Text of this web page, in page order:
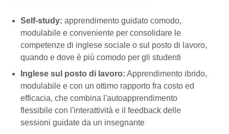
Self-study: apprendimento guidato comodo,
modulabile e conveniente per consolidare le
competenze di inglese sociale o sul posto di lavoro,
quando e dove è più comodo per gli studenti
Inglese sul posto di lavoro: Apprendimento ibrido,
modulabile e con un ottimo rapporto fra costo ed
efficacia, che combina l'autoapprendimento
flessibile con l'interattività e il feedback delle
sessioni guidate da un insegnante